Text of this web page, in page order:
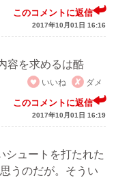
このコメントに返信
2017年10月01日 16:16
容を求めるは酷
いいね
ダメ
このコメントに返信
2017年10月01日 16:19
シュートを打たれた
うのだが。そうい